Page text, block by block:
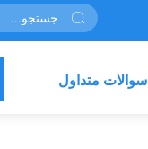
سوالات متداول